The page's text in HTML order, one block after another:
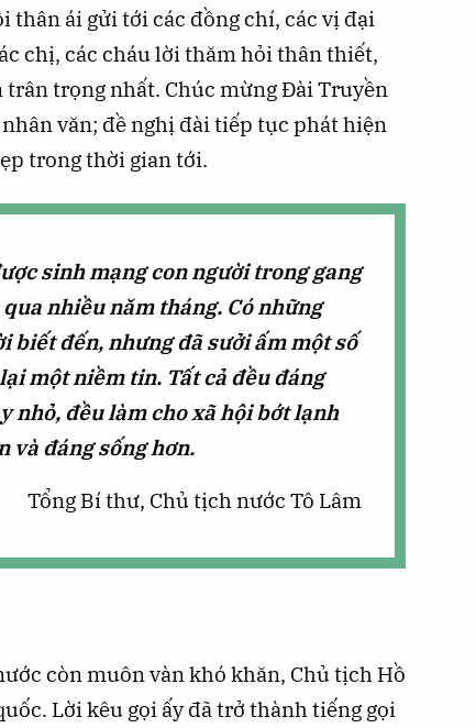
thân ái gửi tới các đồng chí, các vị đại
chị, các cháu lời thăm hỏi thân thiết,
trọng nhất. Chúc mừng Đài Truyền
văn; đề nghị đài tiếp tục phát hiện
trong thời gian tới.
sinh mạng con người trong gang
nhiều năm tháng. Có những
biết đến, nhưng đã sưởi ấm một số
một niềm tin. Tất cả đều đáng
nhỏ, đều làm cho xã hội bớt lạnh
và đáng sống hơn.
Tổng Bí thư, Chủ tịch nước Tô Lâm
còn muôn vàn khó khăn, Chủ tịch Hồ
Lời kêu gọi ấy đã trở thành tiếng gọi